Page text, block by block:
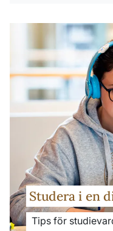
Studera i en
Tips för